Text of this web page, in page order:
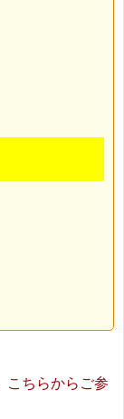
こちらからご参